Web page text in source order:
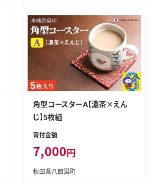
角型コースターＡ【濃茶×えん
じ】5枚組
寄付金額
7,000円
秋田県八郎潟町